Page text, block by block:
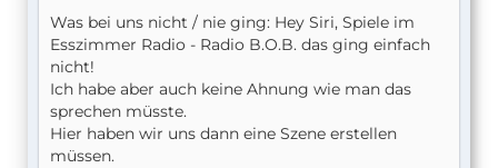
Was bei uns nicht / nie ging: Hey Siri, Spiele im
Esszimmer Radio - Radio B.O.B. das ging einfach
nicht!
Ich habe aber auch keine Ahnung wie man das
sprechen müsste.
Hier haben wir uns dann eine Szene erstellen
müssen.